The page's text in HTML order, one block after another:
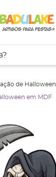
de Halloween
em MDF